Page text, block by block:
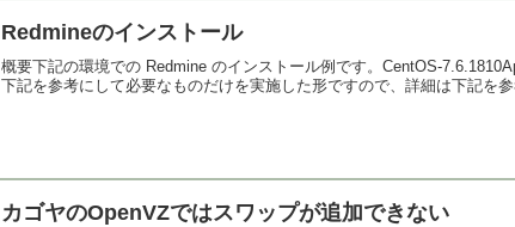
Redmineのインストール
概要下記の環境での Redmine のインストール例です。CentOS-
下記を参考にして必要なものだけを実施した形ですので、詳細は下記を参
カゴヤのOpenVZではスワップが追加できない